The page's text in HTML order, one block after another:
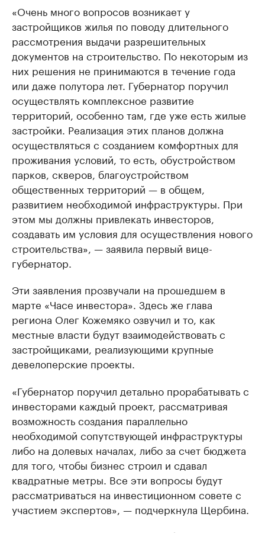
«Очень много вопросов возникает у
застройщиков жилья по поводу длительного
рассмотрения выдачи разрешительных
документов на строительство. По некоторым из
них решения не принимаются в течение года
или даже полутора лет. Губернатор поручил
осуществлять комплексное развитие
территорий, особенно там, где уже есть жилые
застройки. Реализация этих планов должна
осуществляться с созданием комфортных для
проживания условий, то есть, обустройством
парков, скверов, благоустройством
общественных территорий — в общем,
развитием необходимой инфраструктуры. При
этом мы должны привлекать инвесторов,
создавать им условия для осуществления нового
строительства», — заявила первый вице-
губернатор.
Эти заявления прозвучали на прошедшем в
марте «Часе инвестора». Здесь же глава
региона Олег Кожемяко озвучил и то, как
местные власти будут взаимодействовать с
застройщиками, реализующими крупные
девелоперские проекты.
«Губернатор поручил детально прорабатывать с
инвесторами каждый проект, рассматривая
возможность создания параллельно
необходимой сопутствующей инфраструктуры
либо на долевых началах, либо за счет бюджета
для того, чтобы бизнес строил и сдавал
квадратные метры. Все эти вопросы будут
рассматриваться на инвестиционном совете с
участием экспертов», — подчеркнула Щербина.